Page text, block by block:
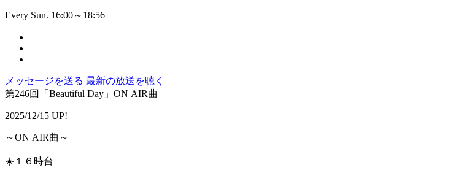
Every Sun. 16:00～18:56
メッセージを送る 最新の放送を聴く
第246回「Beautiful Day」ON AIR曲
2025/12/15 UP!
～ON AIR曲～
☀️１６時台